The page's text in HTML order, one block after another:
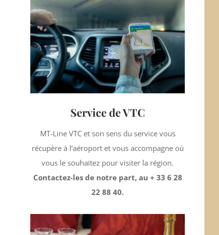
Service de VTC
MT-Line VTC et son sens du service vous
récupère à l’aéroport et vous accompagne où
vous le souhaitez pour visiter la région.
Contactez-les de notre part, au + 33 6 28
22 88 40.